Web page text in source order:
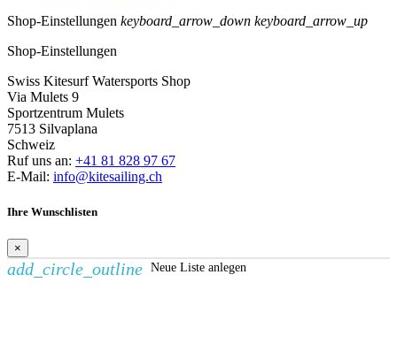
Shop-Einstellungen keyboard_arrow_down keyboard_arrow_up
Shop-Einstellungen
Swiss Kitesurf Watersports Shop
Via Mulets 9
Sportzentrum Mulets
7513 Silvaplana
Schweiz
Ruf uns an: +41 81 828 97 67
E-Mail: info@kitesailing.ch
Ihre Wunschlisten
×
add_circle_outline Neue Liste anlegen